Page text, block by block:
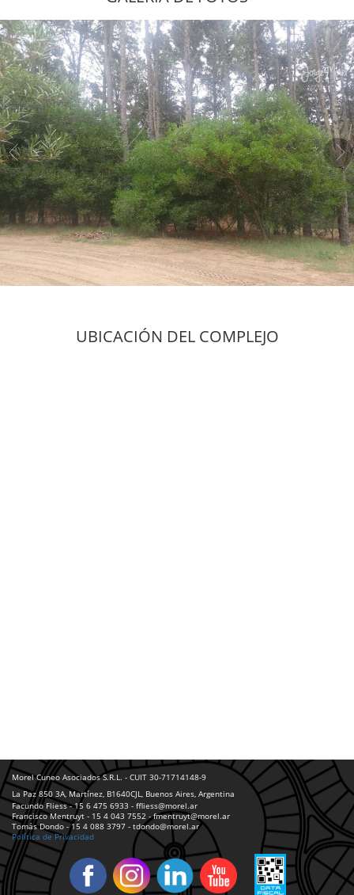
UBICACIÓN DEL COMPLEJO
Morel Cuneo Asociados S.R.L. - CUIT 30-71714148-9
La Paz 850 3A, Martínez, B1640CJL, Buenos Aires, Argentina
Facundo Fliess - 15 6 475 6933 - ffliess@morel.ar
Francisco Mentruyt - 15 4 043 7552 - fmentruyt@morel.ar
Tomás Dondo - 15 4 088 3797 - tdondo@morel.ar
Política de Privacidad